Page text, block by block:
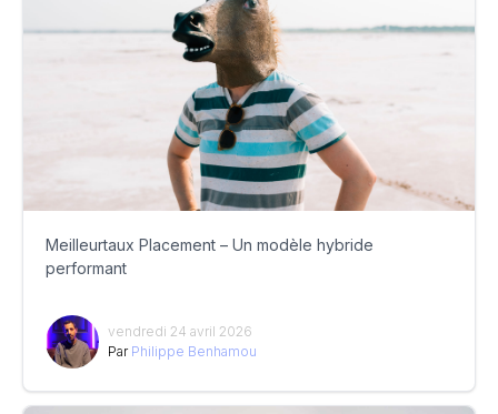
Meilleurtaux Placement – Un modèle hybride
performant
vendredi 24 avril 2026
Par Philippe Benhamou